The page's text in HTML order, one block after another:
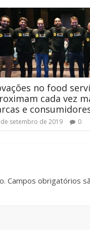
no food
cada vez
e
setembro de 2019 0
Campos obrigatórios